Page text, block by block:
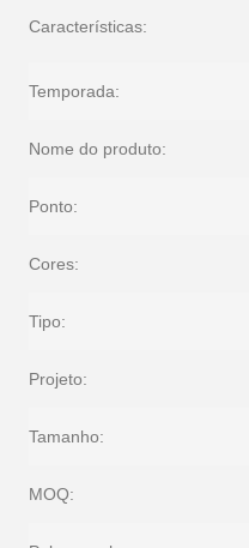
Características:
Temporada:
Nome do produto:
Ponto:
Cores:
Tipo:
Projeto:
Tamanho:
MOQ: